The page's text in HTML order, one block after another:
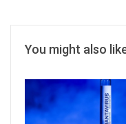
You might also